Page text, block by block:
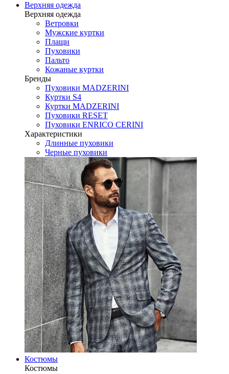
Верхняя одежда
Верхняя одежда
Ветровки
Мужские куртки
Плащи
Пуховики
Пальто
Кожаные куртки
Бренды
Пуховики MADZERINI
Куртки S4
Куртки MADZERINI
Пуховики RESET
Пуховики ENRICO CERINI
Характеристики
Длинные пуховики
Черные пуховики
Костюмы
Костюмы